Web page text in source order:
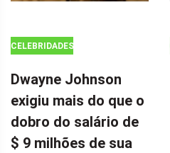
CELEBRIDADES
Dwayne Johnson
exigiu mais do que o
dobro do salário de
$ 9 milhões de sua